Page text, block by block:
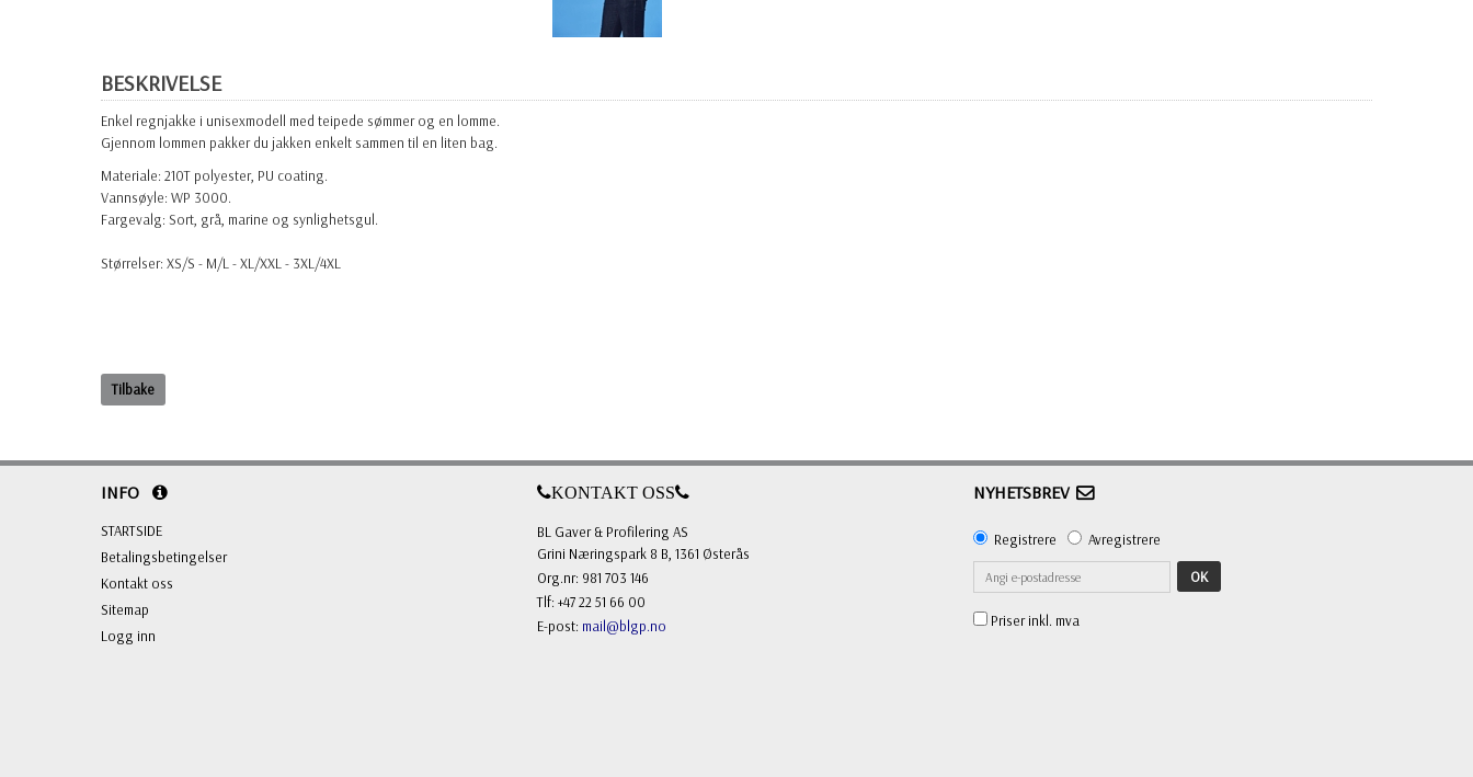
BESKRIVELSE
Enkel regnjakke i unisexmodell med teipede sømmer og en lomme.
Gjennom lommen pakker du jakken enkelt sammen til en liten bag.
Materiale: 210T polyester, PU coating.
Vannsøyle: WP 3000.
Fargevalg: Sort, grå, marine og synlighetsgul.
Størrelser: XS/S - M/L - XL/XXL - 3XL/4XL
Tilbake
INFO
STARTSIDE
Betalingsbetingelser
Kontakt oss
Sitemap
Logg inn
KONTAKT OSS
BL Gaver & Profilering AS
Grini Næringspark 8 B, 1361 Østerås
Org.nr: 981 703 146
Tlf: +47 22 51 66 00
E-post: mail@blgp.no
NYHETSBREV
Registrere Avregistrere
OK
Priser inkl. mva